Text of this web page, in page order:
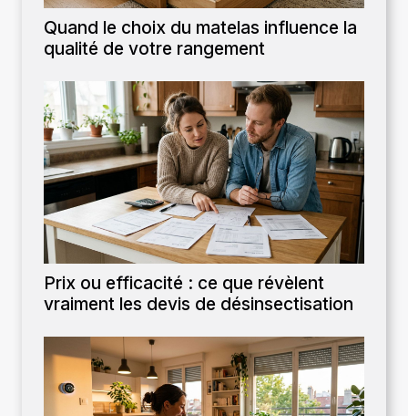
Quand le choix du matelas influence la
qualité de votre rangement
Prix ou efficacité : ce que révèlent
vraiment les devis de désinsectisation